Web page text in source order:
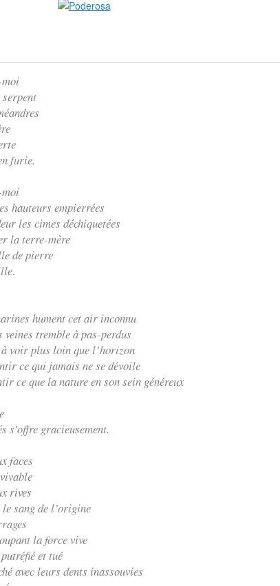
moi
furie.
moi
hauteurs empierrées
les cimes déchiquetées
la terre-mère
de pierre
hument cet air inconnu
tremble à pas-perdus
voir plus loin que l’horizon
ce qui jamais ne se dévoile
ce que la nature en son sein généreux
s'offre gracieusement.
faces
rives
sang de l’origine
la force vive
et tué
avec leurs dents inassouvies